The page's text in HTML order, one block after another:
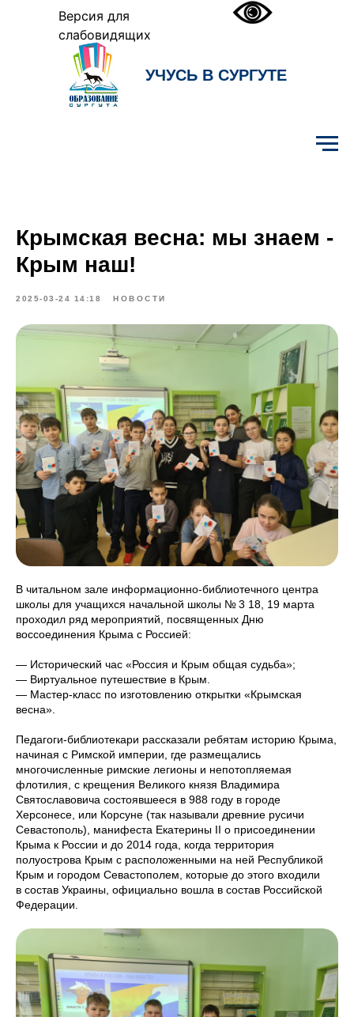
Версия для
слабовидящих
УЧУСЬ В СУРГУТЕ
Крымская весна: мы знаем -
Крым наш!
2025-03-24 14:18 НОВОСТИ
В читальном зале информационно-библиотечного центра
школы для учащихся начальной школы № 3 18, 19 марта
проходил ряд мероприятий, посвященных Дню
воссоединения Крыма с Россией:
— Исторический час «Россия и Крым общая судьба»;
— Виртуальное путешествие в Крым.
— Мастер-класс по изготовлению открытки «Крымская
весна».
Педагоги-библиотекари рассказали ребятам историю Крыма,
начиная с Римской империи, где размещались
многочисленные римские легионы и непотопляемая
флотилия, с крещения Великого князя Владимира
Святославовича состоявшееся в 988 году в городе
Херсонесе, или Корсуне (так называли древние русичи
Севастополь), манифеста Екатерины II о присоединении
Крыма к России и до 2014 года, когда территория
полуострова Крым с расположенными на ней Республикой
Крым и городом Севастополем, которые до этого входили
в состав Украины, официально вошла в состав Российской
Федерации.